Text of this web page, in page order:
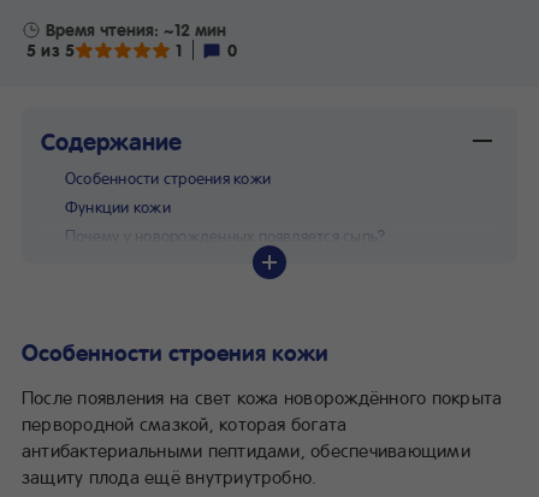
Время чтения: ~12 мин
5 из 5
1 0
Содержание
Особенности строения кожи
Функции кожи
Почему у новорожденных появляется сыпь?
Патологические состояния, спровоцированные
Если у малыша появилась сыпь, как отличить норму
от патологии?
Что делать родителям при сыпи?
Когда обращаться к врачу?
Особенности строения кожи
После появления на свет кожа новорождённого покрыта
первородной смазкой, которая богата
антибактериальными пептидами, обеспечивающими
защиту плода ещё внутриутробно.